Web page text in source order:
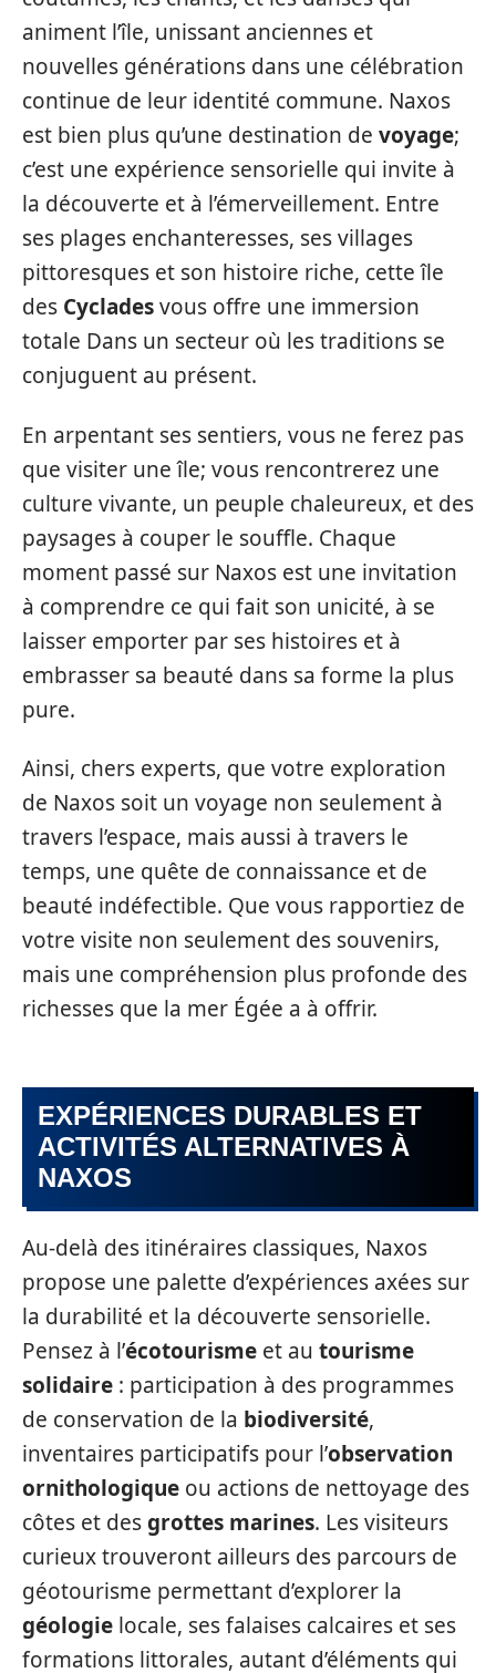
animent l’île, unissant anciennes et
nouvelles générations dans une célébration
continue de leur identité commune. Naxos
est bien plus qu’une destination de voyage;
c’est une expérience sensorielle qui invite à
la découverte et à l’émerveillement. Entre
ses plages enchanteresses, ses villages
pittoresques et son histoire riche, cette île
des Cycladesvous offre une immersion
totale Dans un secteur où les traditions se
conjuguent au présent.
En arpentant ses sentiers, vous ne ferez pas
que visiter une île; vous rencontrerez une
culture vivante, un peuple chaleureux, et des
paysages à couper le souffle. Chaque
moment passé sur Naxos est une invitation
à comprendre ce qui fait son unicité, à se
laisser emporter par ses histoires et à
embrasser sa beauté dans sa forme la plus
pure.
Ainsi, chers experts, que votre exploration
de Naxos soit un voyage non seulement à
travers l’espace, mais aussi à travers le
temps, une quête de connaissance et de
beauté indéfectible. Que vous rapportiez de
votre visite non seulement des souvenirs,
mais une compréhension plus profonde des
richesses que la mer Égée a à offrir.
EXPÉRIENCES DURABLES ET
ACTIVITÉS ALTERNATIVES À
NAXOS
Au-delà des itinéraires classiques, Naxos
propose une palette d’expériences axées sur
la durabilité et la découverte sensorielle.
Pensez à l’écotourisme et au tourisme
solidaire : participation à des programmes
de conservation de la biodiversité,
inventaires participatifs pour l’observation
ornithologique ou actions de nettoyage des
côtes et desgrottes marines. Les visiteurs
curieux trouveront ailleurs des parcours de
géotourisme permettant d’explorer la
géologie locale, ses falaises calcaires et ses
formations littorales, autant d’éléments qui